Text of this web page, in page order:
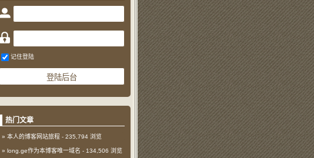
记住登陆
热门文章
本人的博客网站旅程 - 235,794 浏览
long.ge作为本博客唯一域名 - 134,506 浏览